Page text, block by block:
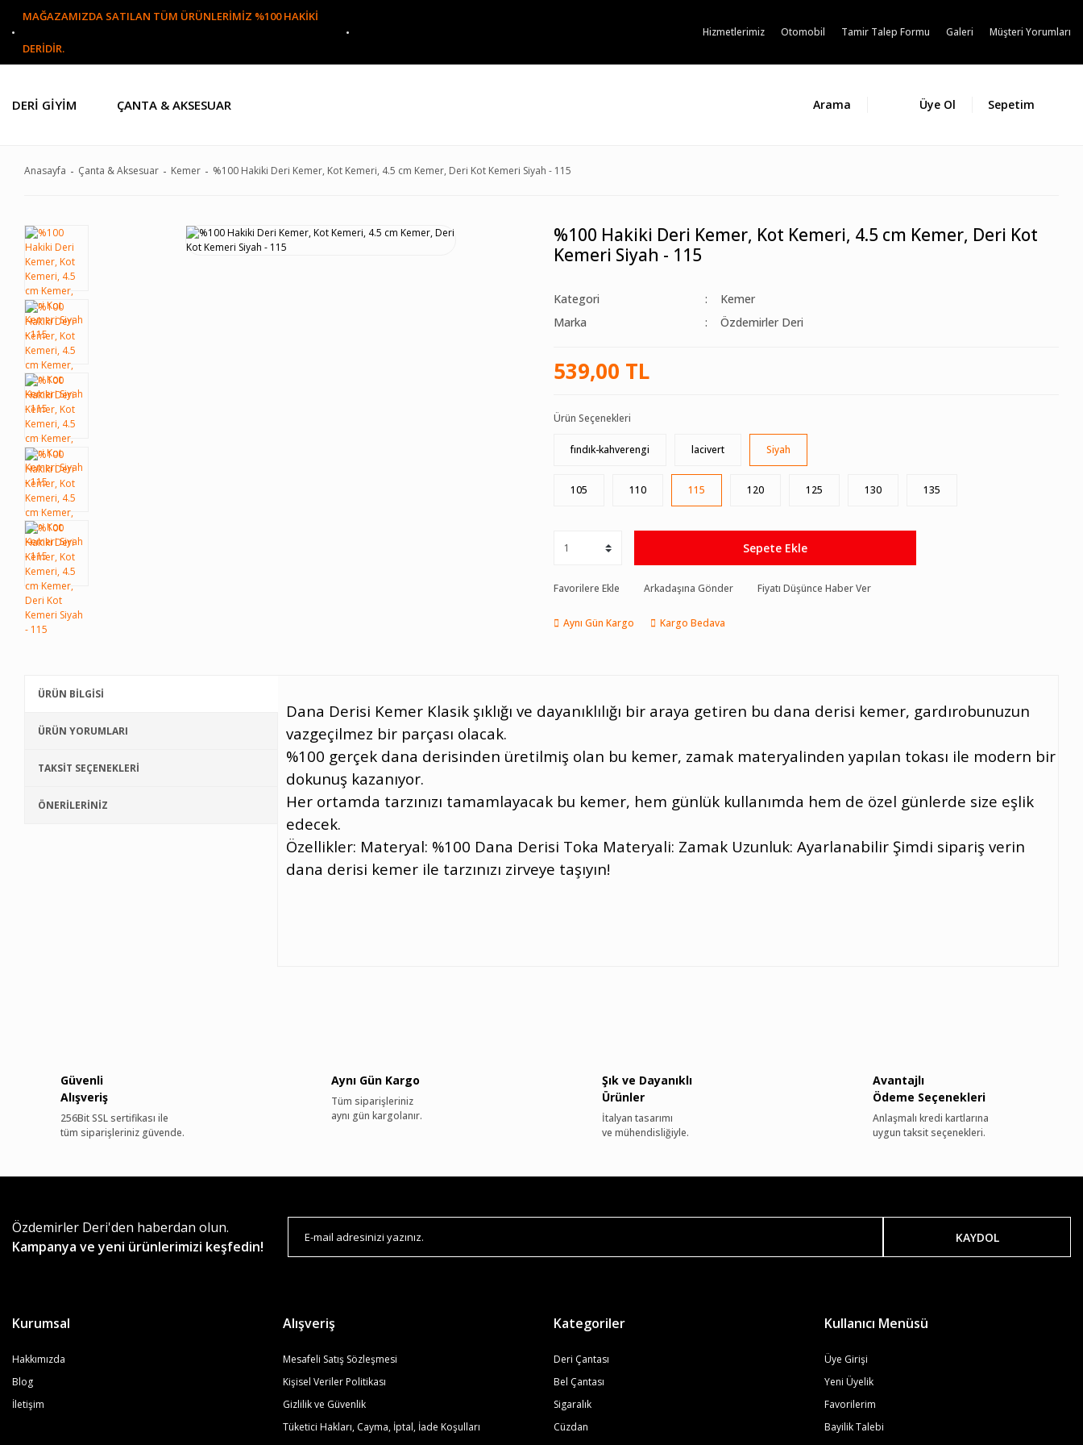
MAĞAZAMIZDA SATILAN TÜM ÜRÜNLERİMİZ %100 HAKİKİ
DERİDİR.
Hizmetlerimiz Otomobil Tamir Talep Formu Galeri Müşteri Yorumları
DERI GIYIM ÇANTA & AKSESUAR Arama Üye Ol Sepetim
Anasayfa Çanta & Aksesuar Kemer %100 Hakiki Deri Kemer, Kot Kemeri, 4.5 cm Kemer, Deri Kot Kemeri Siyah - 115
%100 Hakiki Deri Kemer, Kot Kemeri, 4.5 cm Kemer, Deri Kot
Kemeri Siyah - 115
Kategori
Kemer
Marka
Özdemirler Deri
539,00 TL
Ürün Seçenekleri
fındık-kahverengi lacivert Siyah
105 110 115 120 125 130 135
Sepete Ekle
Favorilere Ekle Arkadaşına Gönder Fiyatı Düşünce Haber Ver
Aynı Gün Kargo Kargo Bedava
ÜRÜN BİLGİSİ
ÜRÜN YORUMLARI
TAKSİT SEÇENEKLERİ
ÖNERİLERİNİZ
Dana Derisi Kemer Klasik şıklığı ve dayanıklılığı bir araya getiren bu dana derisi kemer, gardırobunuzun
vazgeçilmez bir parçası olacak.
%100 gerçek dana derisinden üretilmiş olan bu kemer, zamak materyalinden yapılan tokası ile modern bir
dokunuş kazanıyor.
Her ortamda tarzınızı tamamlayacak bu kemer, hem günlük kullanımda hem de özel günlerde size eşlik
edecek.
Özellikler: Materyal: %100 Dana Derisi Toka Materyali: Zamak Uzunluk: Ayarlanabilir Şimdi sipariş verin
dana derisi kemer ile tarzınızı zirveye taşıyın!
Güvenli
Alışveriş
256Bit SSL sertifikası ile
tüm siparişleriniz güvende.
Aynı Gün Kargo
Tüm siparişleriniz
aynı gün kargolanır.
Şık ve Dayanıklı
Ürünler
İtalyan tasarımı
ve mühendisliğiyle.
Avantajlı
Ödeme Seçenekleri
Anlaşmalı kredi kartlarına
uygun taksit seçenekleri.
Özdemirler Deri'den haberdan olun.
Kampanya ve yeni ürünlerimizi keşfedin!
KAYDOL
Kurumsal
Hakkımızda
Blog
İletişim
Alışveriş
Mesafeli Satış Sözleşmesi
Kişisel Veriler Politikası
Gizlilik ve Güvenlik
Tüketici Hakları, Cayma, İptal, İade Koşulları
Kategoriler
Deri Çantası
Bel Çantası
Sigaralık
Cüzdan
Kullanıcı Menüsü
Üye Girişi
Yeni Üyelik
Favorilerim
Bayilik Talebi